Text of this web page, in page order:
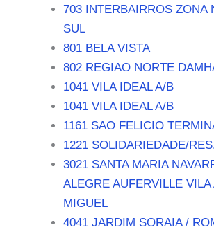
703 INTERBAIRROS ZONA
SUL
801 BELA VISTA
802 REGIAO NORTE
1041 VILA IDEAL A/B
1041 VILA IDEAL A/B
1161 SAO FELICIO
1221 SOLIDARIEDADE/
3021 SANTA MARIA
ALEGRE AUFERVILLE VILA
MIGUEL
4041 JARDIM SORAIA /